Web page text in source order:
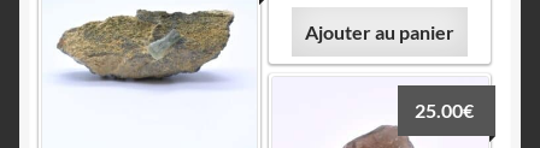
Ajouter au panier
25.00€